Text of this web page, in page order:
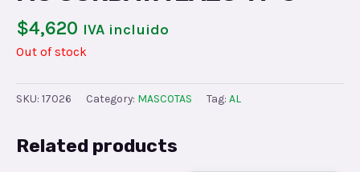
$4,620 IVA incluido
Out of stock
SKU: 17026 Category: MASCOTAS Tag: AL
Related products